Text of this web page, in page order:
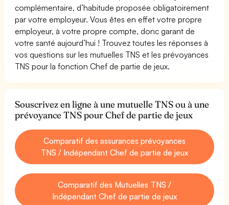
complémentaire, d’habitude proposée obligatoirement
par votre employeur. Vous êtes en effet votre propre
employeur, à votre propre compte, donc garant de
votre santé aujourd’hui ! Trouvez toutes les réponses à
vos questions sur les mutuelles TNS et les prévoyances
TNS pour la fonction Chef de partie de jeux.
Souscrivez en ligne à une mutuelle TNS ou à une
prévoyance TNS pour Chef de partie de jeux
Comparatif des assurances prévoyances
TNS / Indépendant Chef de partie de jeux
Comparatif des Mutuelles TNS /
Indépendant Chef de partie de jeux